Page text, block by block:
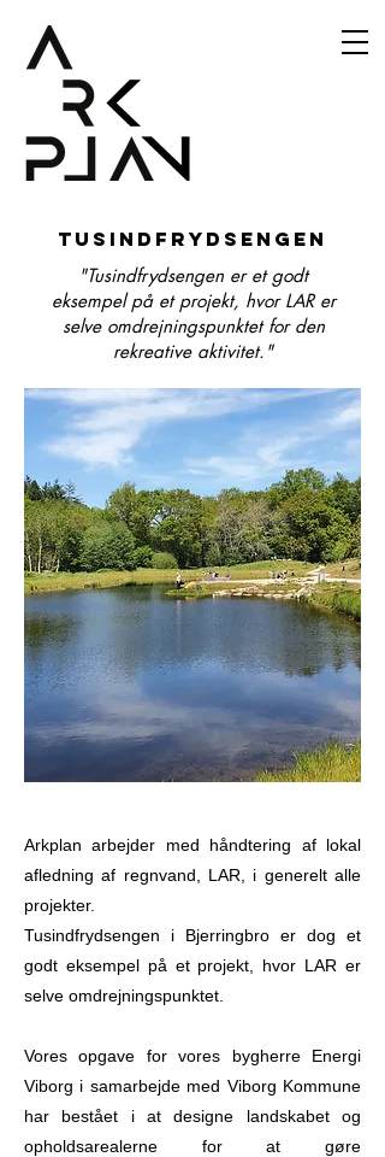
Tusindfrydsengen
"Tusindfrydsengen er et godt
eksempel på et projekt, hvor LAR er
selve omdrejningspunktet for den
rekreative aktivitet."
Arkplan arbejder med håndtering af lokal
afledning af regnvand, LAR, i generelt alle
projekter.
Tusindfrydsengen i Bjerringbro er dog et
godt eksempel på et projekt, hvor LAR er
selve omdrejningspunktet.
Vores opgave for vores bygherre Energi
Viborg i samarbejde med Viborg Kommune
har bestået i at designe landskabet og
opholdsarealerne for at gøre